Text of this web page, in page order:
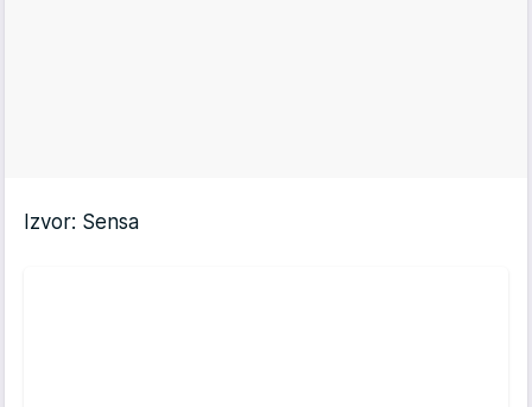
Izvor: Sensa